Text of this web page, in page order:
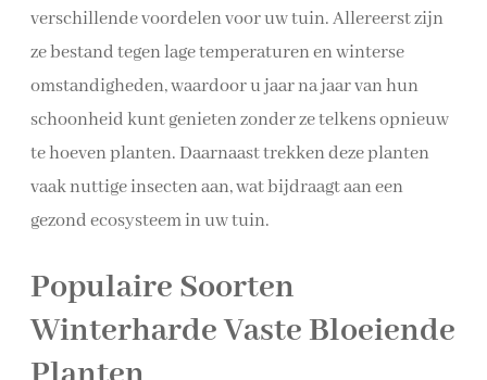
verschillende voordelen voor uw tuin. Allereerst zijn
ze bestand tegen lage temperaturen en winterse
omstandigheden, waardoor u jaar na jaar van hun
schoonheid kunt genieten zonder ze telkens opnieuw
te hoeven planten. Daarnaast trekken deze planten
vaak nuttige insecten aan, wat bijdraagt aan een
gezond ecosysteem in uw tuin.
Populaire Soorten
Winterharde Vaste Bloeiende